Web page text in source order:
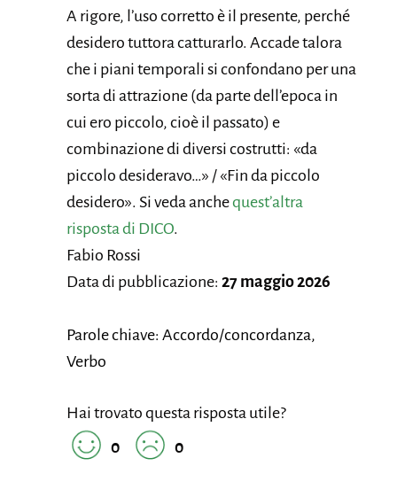
A rigore, l’uso corretto è il presente, perché
desidero tuttora catturarlo. Accade talora
che i piani temporali si confondano per una
sorta di attrazione (da parte dell’epoca in
cui ero piccolo, cioè il passato) e
combinazione di diversi costrutti: «da
piccolo desideravo…» / «Fin da piccolo
desidero». Si veda anchequest’altra
risposta di DICO.
Fabio Rossi
Data di pubblicazione: 27 maggio 2026
Parole chiave: Accordo/concordanza,
Verbo
Hai trovato questa risposta utile?
0
0